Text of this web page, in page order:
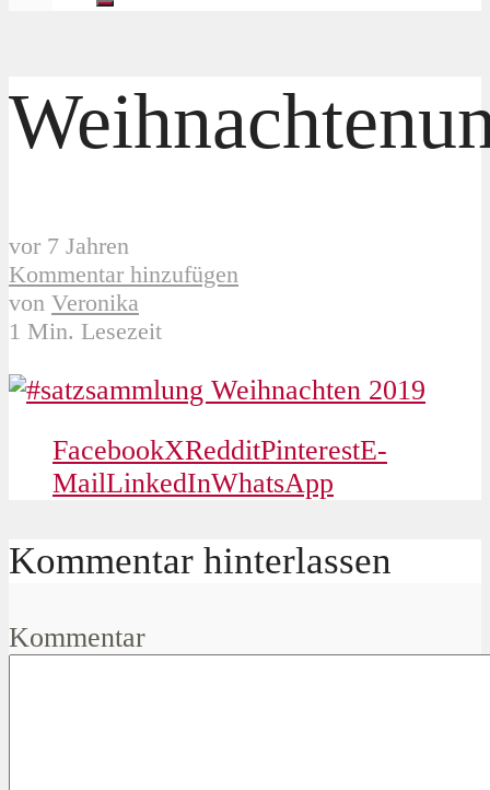
vor 7 Jahren
Kommentar hinzufügen
von Veronika
1 Min. Lesezeit
FacebookXRedditPinterestE-
MailLinkedInWhatsApp
Kommentar hinterlassen
Kommentar